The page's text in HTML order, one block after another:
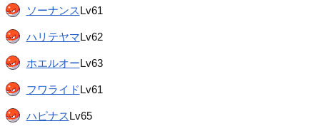
ソーナンスLv61
ハリテヤマLv62
ホエルオーLv63
フワライドLv61
ハピナスLv65